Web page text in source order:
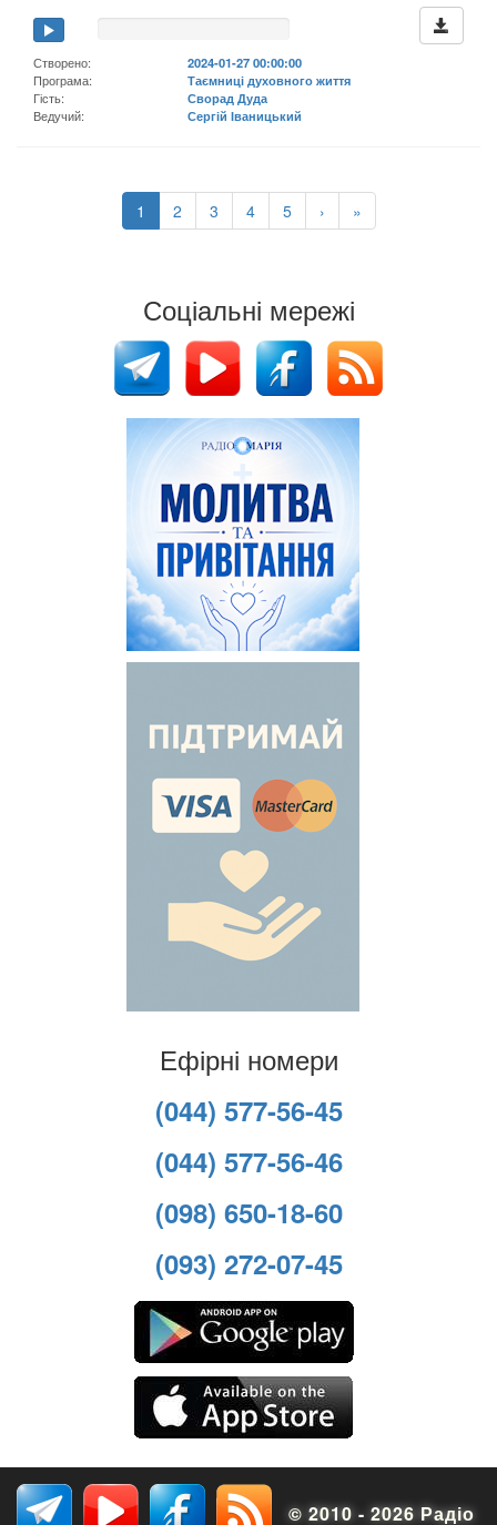
Створено:
2024-01-27 00:00:00
Програма:
Таємниці духовного життя
Гість:
Сворад Дуда
Ведучий:
Сергій Іваницький
1 2 3 4 5 › »
Соціальні мережі
Ефірні номери
(044) 577-56-45
(044) 577-56-46
(098) 650-18-60
(093) 272-07-45
© 2010 - 2026 Радіо